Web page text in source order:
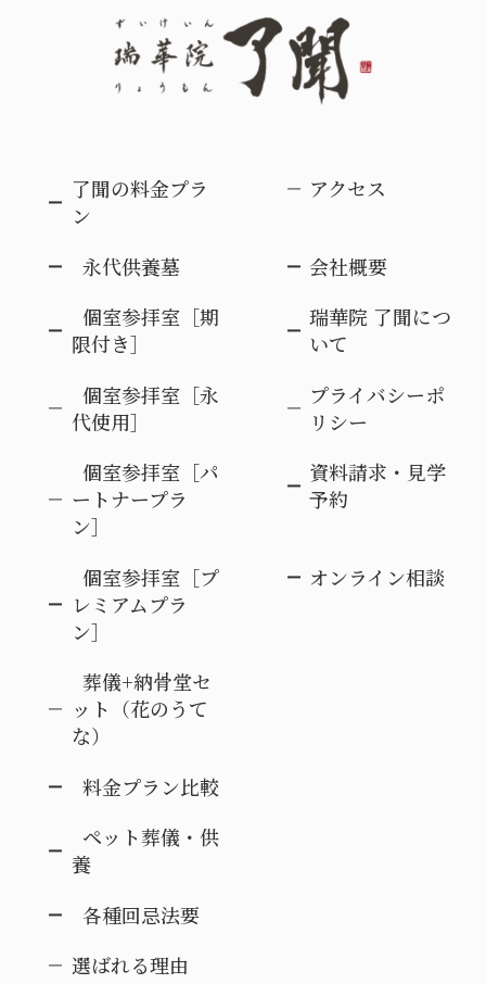
了聞の料金プラ
ン
永代供養墓
個室参拝室［期
限付き］
個室参拝室［永
代使用］
個室参拝室［パ
ートナープラ
ン］
個室参拝室［プ
レミアムプラ
ン］
葬儀+納骨堂セ
ット（花のうて
な）
料金プラン比較
ペット葬儀・供
養
各種回忌法要
選ばれる理由
アクセス
会社概要
瑞華院 了聞につ
いて
プライバシーポ
リシー
資料請求・見学
予約
オンライン相談